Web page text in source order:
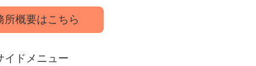
所概要はこちら
イドメニュー